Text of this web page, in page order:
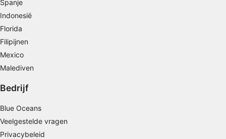
Spanje
Indonesië
Florida
Filipijnen
Mexico
Malediven
Bedrijf
Blue Oceans
Veelgestelde vragen
Privacybeleid
gepersonaliseerde advertenties
gepersonaliseerde advertenties
Profielen aanmaken ter personalisatie van
gepersonaliseerde content
De prestaties van advertenties meten
Contentprestaties meten